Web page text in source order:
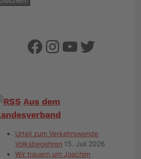
Facebook
Instagram
YouTube
Twitter
Aus dem
Urteil zum Verkehrswende
Volksbegehren 15. Juli 2026
Wir trauern um Joachim